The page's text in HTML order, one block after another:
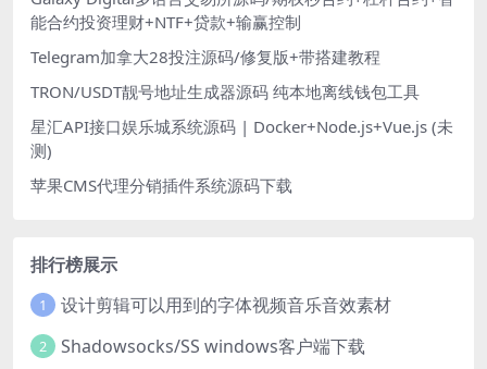
能合约投资理财+NTF+贷款+输赢控制
Telegram加拿大28投注源码/修复版+带搭建教程
TRON/USDT靓号地址生成器源码 纯本地离线钱包工具
星汇API接口娱乐城系统源码 | Docker+Node.js+Vue.js (未
测)
苹果CMS代理分销插件系统源码下载
排行榜展示
1 设计剪辑可以用到的字体视频音乐音效素材
2 Shadowsocks/SS windows客户端下载